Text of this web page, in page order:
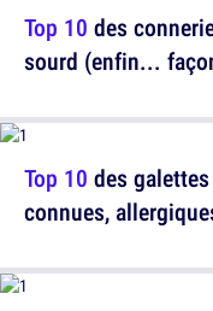
Top 10 des
sourd (enfin...
Top 10 des
connues,